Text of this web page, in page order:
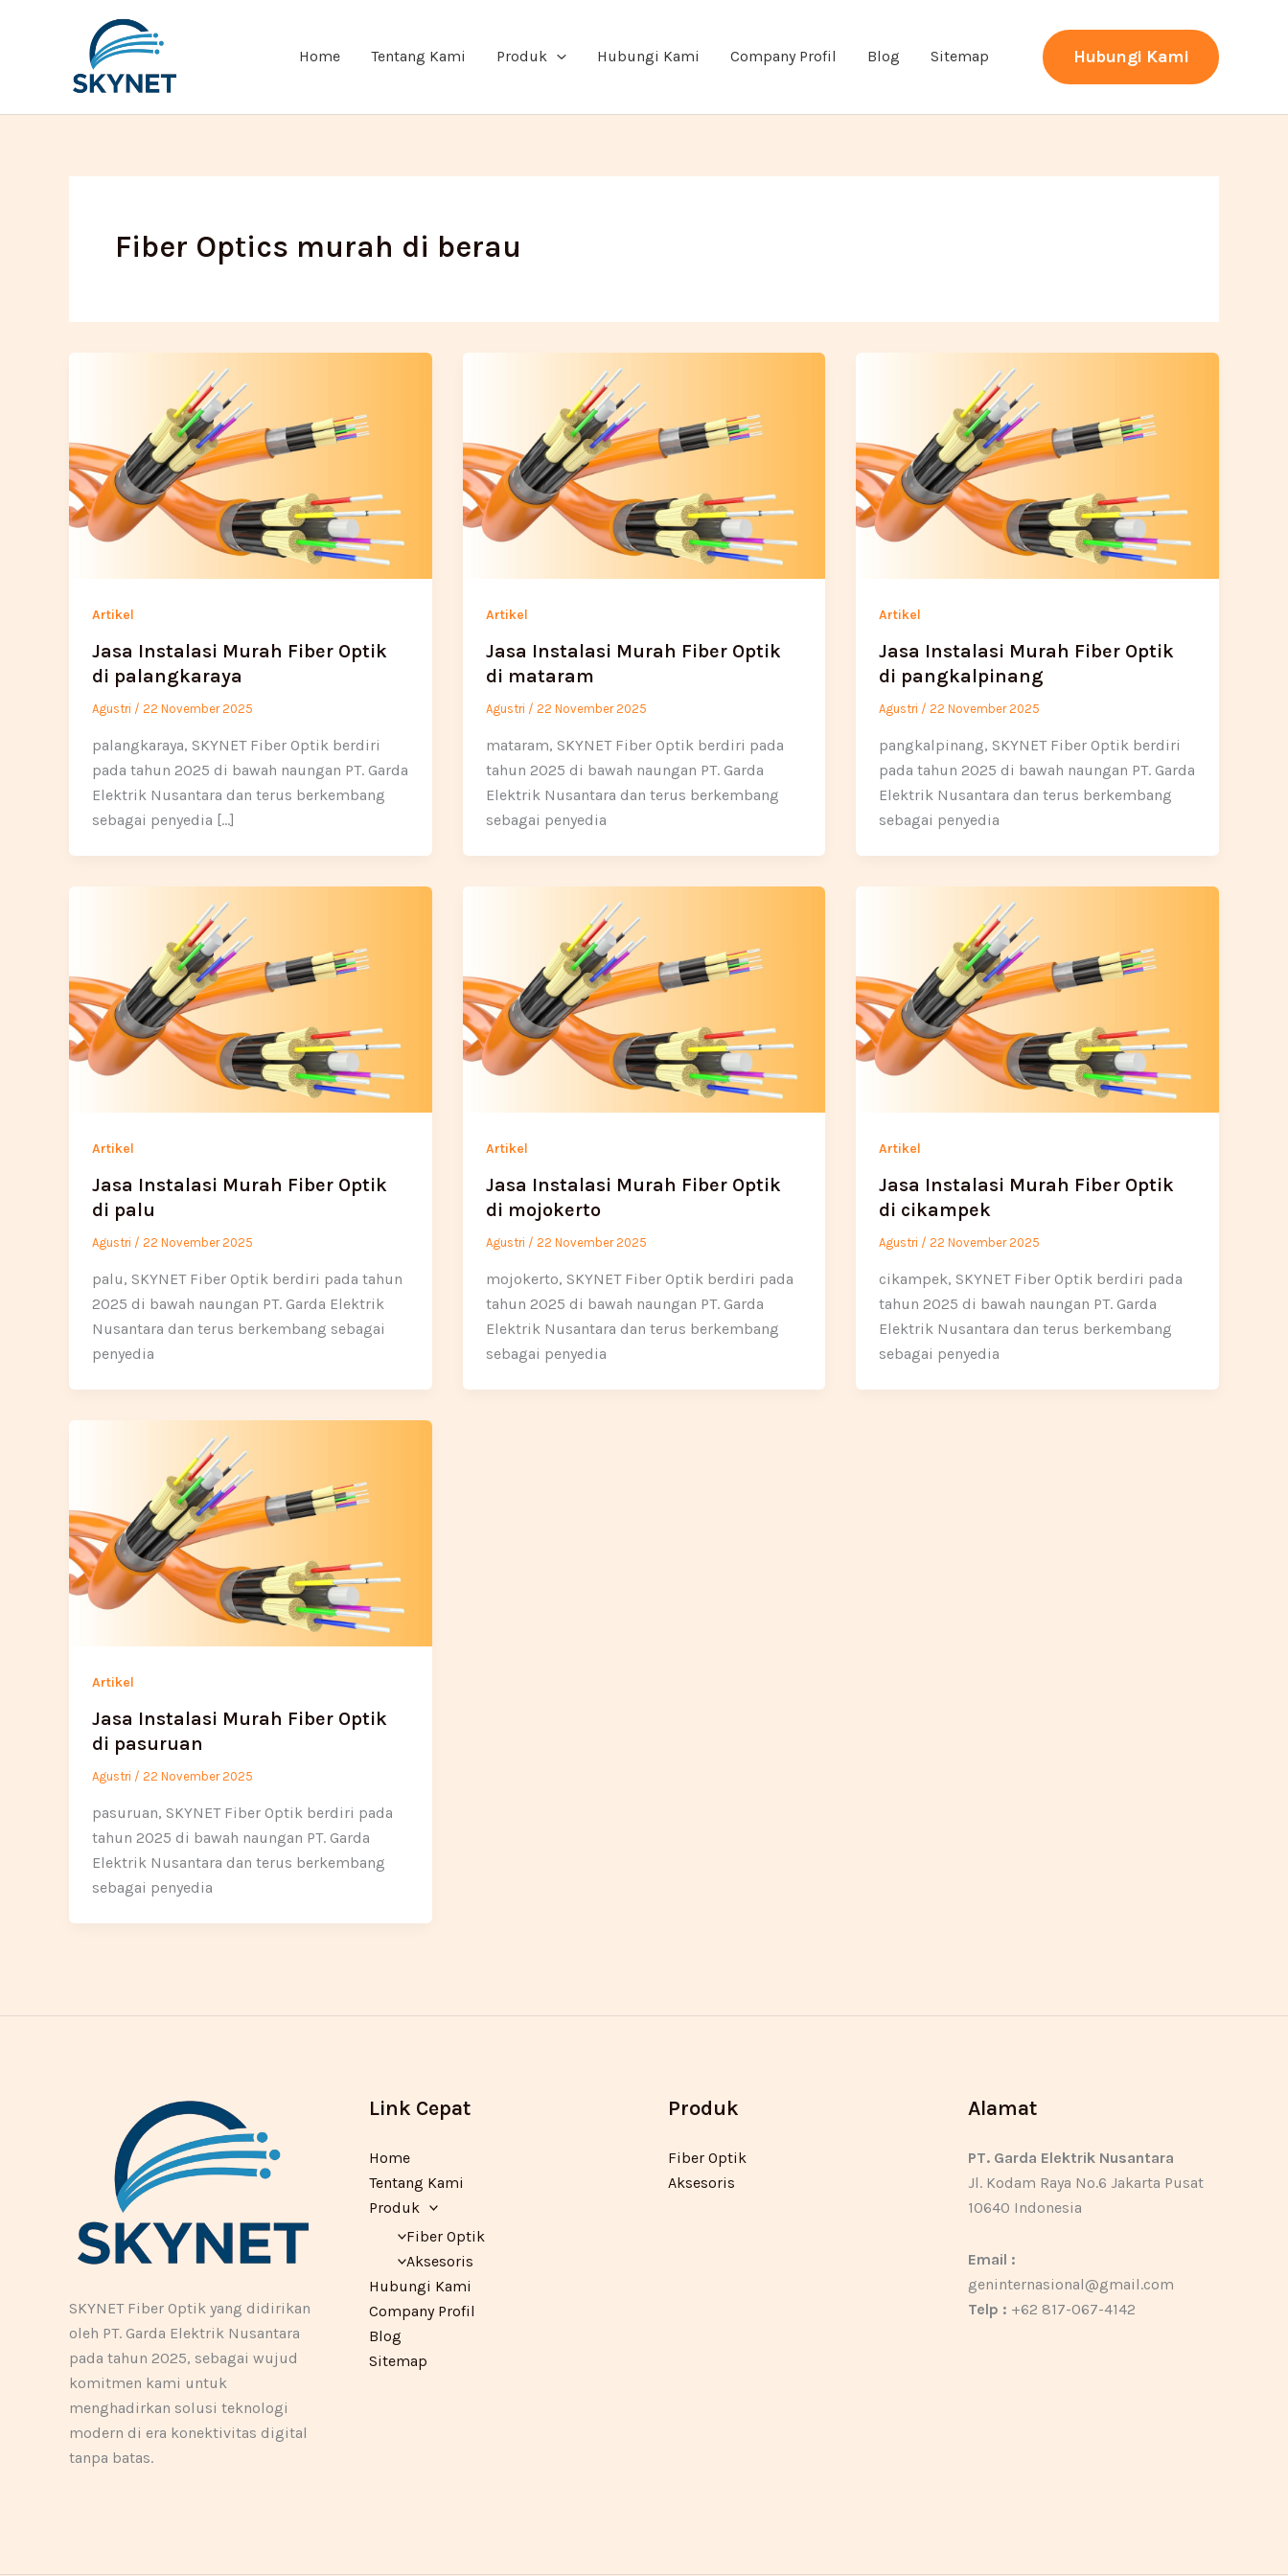
Home Tentang Kami Produk Hubungi Kami Company Profil Blog Sitemap Hubungi Kami
Fiber Optics murah di berau
Artikel
Jasa Instalasi Murah Fiber Optik
di palangkaraya
Agustri / 22 November 2025
palangkaraya, SKYNET Fiber Optik berdiri
pada tahun 2025 di bawah naungan PT. Garda
Elektrik Nusantara dan terus berkembang
sebagai penyedia […]
Artikel
Jasa Instalasi Murah Fiber Optik
di mataram
Agustri / 22 November 2025
mataram, SKYNET Fiber Optik berdiri pada
tahun 2025 di bawah naungan PT. Garda
Elektrik Nusantara dan terus berkembang
sebagai penyedia
Artikel
Jasa Instalasi Murah Fiber Optik
di pangkalpinang
Agustri / 22 November 2025
pangkalpinang, SKYNET Fiber Optik berdiri
pada tahun 2025 di bawah naungan PT. Garda
Elektrik Nusantara dan terus berkembang
sebagai penyedia
Artikel
Jasa Instalasi Murah Fiber Optik
di palu
Agustri / 22 November 2025
palu, SKYNET Fiber Optik berdiri pada tahun
2025 di bawah naungan PT. Garda Elektrik
Nusantara dan terus berkembang sebagai
penyedia
Artikel
Jasa Instalasi Murah Fiber Optik
di mojokerto
Agustri / 22 November 2025
mojokerto, SKYNET Fiber Optik berdiri pada
tahun 2025 di bawah naungan PT. Garda
Elektrik Nusantara dan terus berkembang
sebagai penyedia
Artikel
Jasa Instalasi Murah Fiber Optik
di cikampek
Agustri /22 November 2025
cikampek, SKYNET Fiber Optik berdiri pada
tahun 2025 di bawah naungan PT. Garda
Elektrik Nusantara dan terus berkembang
sebagai penyedia
Artikel
Jasa Instalasi Murah Fiber Optik
di pasuruan
Agustri / 22 November 2025
pasuruan, SKYNET Fiber Optik berdiri pada
tahun 2025 di bawah naungan PT. Garda
Elektrik Nusantara dan terus berkembang
sebagai penyedia
SKYNET Fiber Optik yang didirikan
oleh PT. Garda Elektrik Nusantara
pada tahun 2025, sebagai wujud
komitmen kami untuk
menghadirkan solusi teknologi
modern di era konektivitas digital
tanpa batas.
Link Cepat
Home
Tentang Kami
Produk
Fiber Optik
Aksesoris
Hubungi Kami
Company Profil
Blog
Sitemap
Produk
Fiber Optik
Aksesoris
Alamat
PT. Garda Elektrik Nusantara
Jl. Kodam Raya No.6 Jakarta Pusat
10640 Indonesia
Email :
geninternasional@gmail.com
Telp : +62 817-067-4142